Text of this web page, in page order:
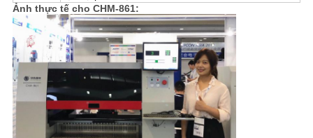
Ảnh thực tế cho CHM-861: